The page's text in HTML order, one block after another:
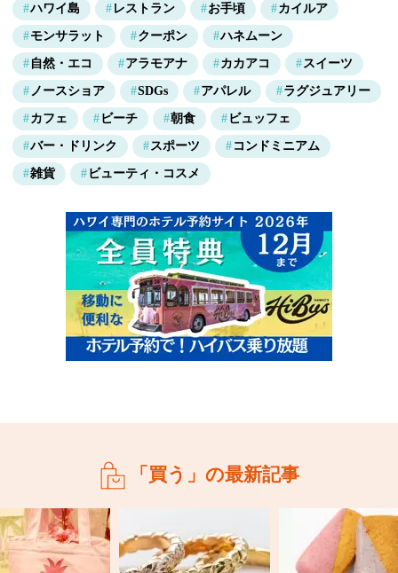
ハワイ島 レストラン お手頃 カイルア
モンサラット クーポン ハネムーン
自然・エコ アラモアナ カカアコ スイーツ
ノースショア SDGs アパレル ラグジュアリー
カフェ ビーチ 朝食 ビュッフェ
バー・ドリンク スポーツ コンドミニアム
雑貨 ビューティ・コスメ
「買う」の最新記事